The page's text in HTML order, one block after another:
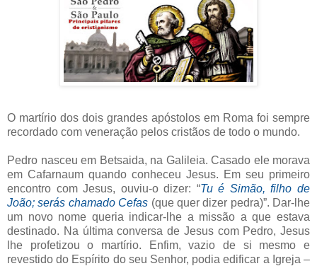
O martírio dos dois grandes apóstolos em Roma foi sempre
recordado com veneração pelos cristãos de todo o mundo.
Pedro nasceu em Betsaida, na Galileia. Casado ele morava
em Cafarnaum quando conheceu Jesus. Em seu primeiro
encontro com Jesus, ouviu-o dizer: “Tu é Simão, filho de
João; serás chamado Cefas (que quer dizer pedra)”. Dar-lhe
um novo nome queria indicar-lhe a missão a que estava
destinado. Na última conversa de Jesus com Pedro, Jesus
lhe profetizou o martírio. Enfim, vazio de si mesmo e
revestido do Espírito do seu Senhor, podia edificar a Igreja –